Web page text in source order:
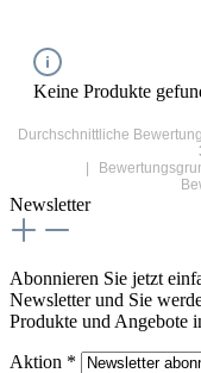
Keine Produkte
Durchschnittliche
|
Newsletter
Abonnieren Sie jetzt
Newsletter und Sie
Produkte und Angebote
Aktion *